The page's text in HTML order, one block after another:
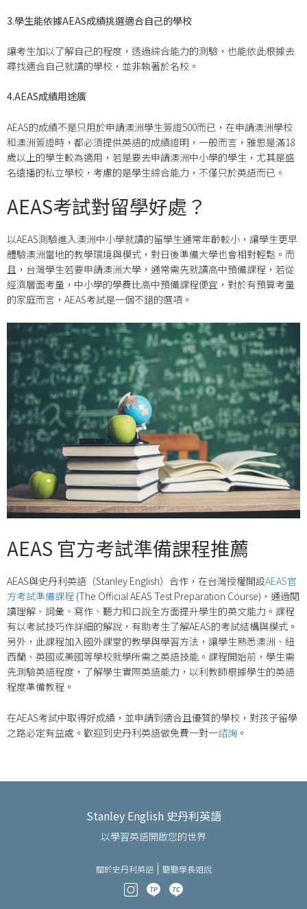
3.學生能依據AEAS成績挑選適合自己的學校
讓考生加以了解自己的程度，透過綜合能力的測驗，也能依此根據去
尋找適合自己就讀的學校，並非執著於名校。
4.AEAS成績用途廣
AEAS的成績不是只用於申請澳洲學生簽證500而已，在申請澳洲學校
和澳洲簽證時，都必須提供英語的成績證明，一般而言，雅思是滿18
歲以上的學生較為適用，若是要去申請澳洲中小學的學生，尤其是盛
名遠播的私立學校，考慮的是學生綜合能力，不僅只於英語而已。
AEAS考試對留學好處？
以AEAS測驗進入澳洲中小學就讀的留學生通常年齡較小，讓學生更早
體驗澳洲當地的教學環境與模式，對日後準備大學也會相對輕鬆。而
且，台灣學生若要申請澳洲大學，通常需先就讀高中預備課程，若從
經濟層面考量，中小學的學費比高中預備課程便宜，對於有預算考量
的家庭而言，AEAS考試是一個不錯的選項。
AEAS 官方考試準備課程推薦
AEAS與史丹利英語（Stanley English）合作，在台灣授權開設AEAS官
方考試準備課程 (The Official AEAS Test Preparation Course)，通過閱
讀理解、詞彙、寫作、聽力和口說全方面提升學生的英文能力。課程
有以考試技巧作詳細的解說，有助考生了解AEAS的考試結構與模式。
另外，此課程加入國外課堂的教學與學習方法，讓學生熟悉澳洲、紐
西蘭、英國或美國等學校就學所需之英語技能。課程開始前，學生需
先測驗英語程度，了解學生實際英語能力，以利教師根據學生的英語
程度準備教程。
在AEAS考試中取得好成績，並申請到適合且優質的學校，對孩子留學
之路必定有益處。歡迎到史丹利英語做免費一對一諮詢 。
Stanley English 史丹利英語
以學習英語開啟您的世界
關於史丹利英語 聽聽學長姐說